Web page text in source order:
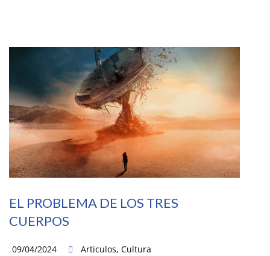
EL PROBLEMA DE LOS TRES
CUERPOS
09/04/2024 Articulos, Cultura